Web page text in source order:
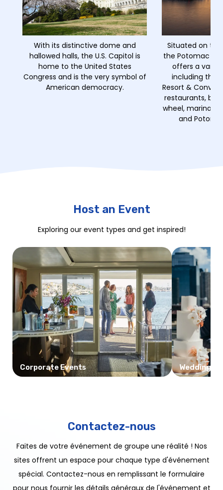
With its distinctive dome and
hallowed halls, the U.S. Capitol is
home to the United States
Congress and is the very symbol of
American democracy.
Situated on
the Potomac
offers a
including the
Resort &
restaurants,
wheel, marina,
and
Host an Event
Exploring our event types and get inspired!
Corporate Events Weddings
Contactez-nous
Faites de votre événement de groupe une réalité ! Nos
sites offrent un espace pour chaque type d'événement
spécial. Contactez-nous en remplissant le formulaire